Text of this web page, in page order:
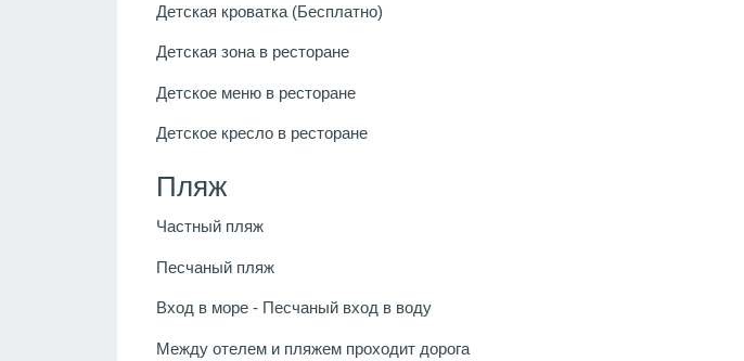
Детская кроватка (Бесплатно)
Детская зона в ресторане
Детское меню в ресторане
Детское кресло в ресторане
Пляж
Частный пляж
Песчаный пляж
Вход в море - Песчаный вход в воду
Между отелем и пляжем проходит дорога